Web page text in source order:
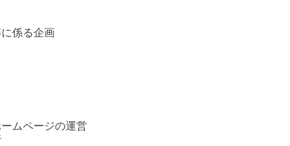
係る企画
ムページの運営